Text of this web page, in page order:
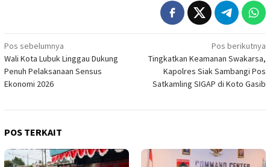
Navigasi
pos
Pos sebelumnya
Wali Kota Lubuk Linggau Dukung
Penuh Pelaksanaan Sensus
Ekonomi 2026
Pos berikutnya
Tingkatkan Keamanan Swakarsa,
Kapolres Siak Sambangi Pos
Satkamling SIGAP di Koto Gasib
POS TERKAIT